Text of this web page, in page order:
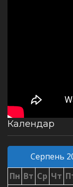
Календар
Серпень
Пн Вт Ср Чт